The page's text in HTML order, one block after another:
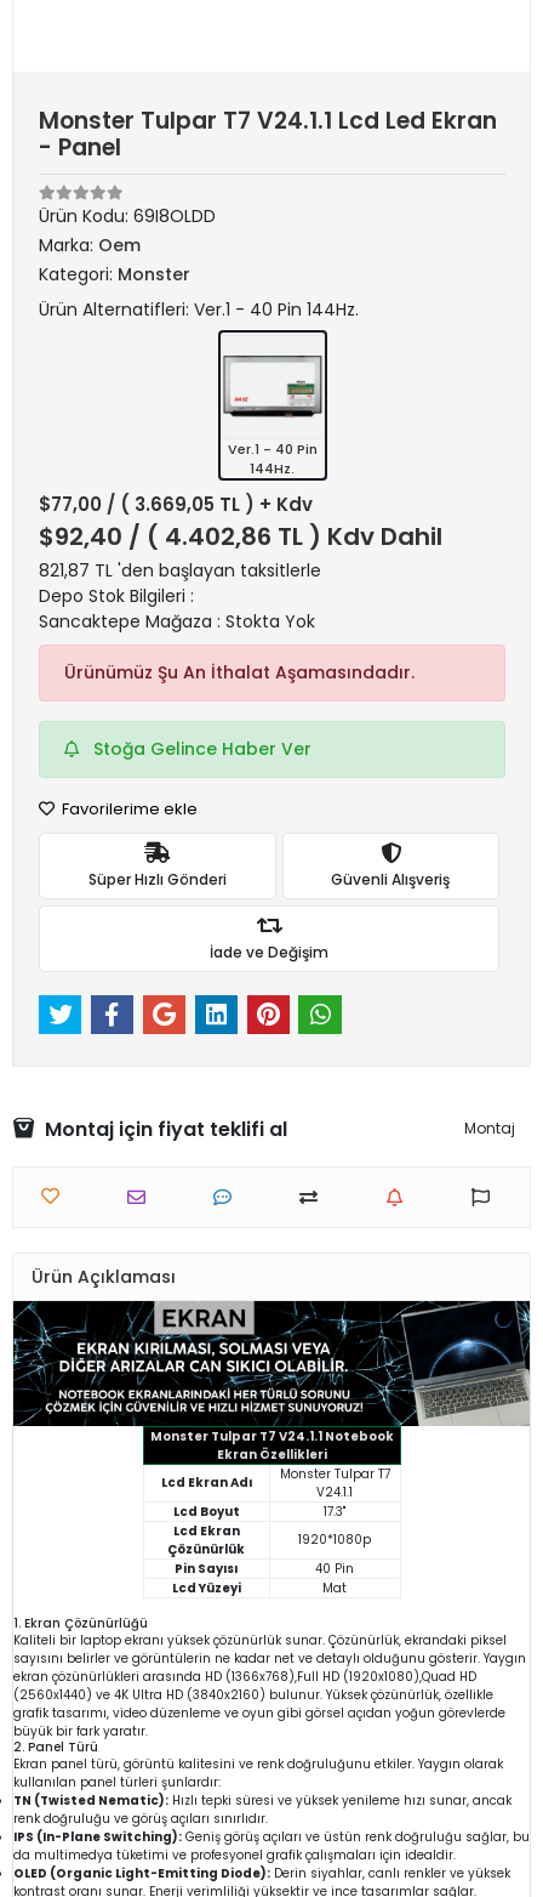
Monster Tulpar T7 V24.1.1 Lcd Led Ekran
- Panel
Ürün Kodu: 69I8OLDD
Marka: Oem
Kategori: Monster
Ürün Alternatifleri: Ver.1 - 40 Pin 144Hz.
Ver.1 - 40 Pin
144Hz.
$77,00 / ( 3.669,05 TL ) + Kdv
$92,40 / ( 4.402,86 TL ) Kdv Dahil
821,87 TL 'den başlayan taksitlerle
Depo Stok Bilgileri :
Sancaktepe Mağaza : Stokta Yok
Ürünümüz Şu An İthalat Aşamasındadır.
Stoğa Gelince Haber Ver
Favorilerime ekle
Süper Hızlı Gönderi Güvenli Alışveriş
İade ve Değişim
Montaj için fiyat teklifi al Montaj
Ürün Açıklaması
Monster Tulpar T7 V24.1.1 Notebook
Ekran Özellikleri
Lcd Ekran Adı
Monster Tulpar T7
V24.1.1
Lcd Boyut
17.3"
Lcd Ekran
Çözünürlük
1920*1080p
Pin Sayısı
40 Pin
Lcd Yüzeyi
Mat
1. Ekran Çözünürlüğü
Kaliteli bir laptop ekranı yüksek çözünürlük sunar. Çözünürlük, ekrandaki piksel
sayısını belirler ve görüntülerin ne kadar net ve detaylı olduğunu gösterir. Yaygın
ekran çözünürlükleri arasında HD (1366x768),Full HD (1920x1080),Quad HD
(2560x1440) ve 4K Ultra HD (3840x2160) bulunur. Yüksek çözünürlük, özellikle
grafik tasarımı, video düzenleme ve oyun gibi görsel açıdan yoğun görevlerde
büyük bir fark yaratır.
2. Panel Türü
Ekran panel türü, görüntü kalitesini ve renk doğruluğunu etkiler. Yaygın olarak
kullanılan panel türleri şunlardır:
TN (Twisted Nematic): Hızlı tepki süresi ve yüksek yenileme hızı sunar, ancak
renk doğruluğu ve görüş açıları sınırlıdır.
IPS (In-Plane Switching): Geniş görüş açıları ve üstün renk doğruluğu sağlar, bu
da multimedya tüketimi ve profesyonel grafik çalışmaları için idealdir.
OLED (Organic Light-Emitting Diode): Derin siyahlar, canlı renkler ve yüksek
kontrast oranı sunar. Enerji verimliliği yüksektir ve ince tasarımlar sağlar.